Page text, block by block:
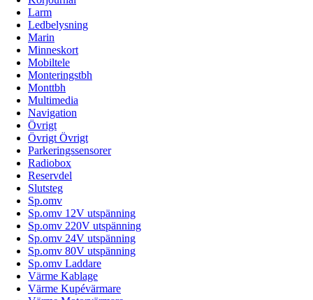
Larm
Ledbelysning
Marin
Minneskort
Mobiltele
Monteringstbh
Monttbh
Multimedia
Navigation
Övrigt
Övrigt Övrigt
Parkeringssensorer
Radiobox
Reservdel
Slutsteg
Sp.omv
Sp.omv 12V utspänning
Sp.omv 220V utspänning
Sp.omv 24V utspänning
Sp.omv 80V utspänning
Sp.omv Laddare
Värme Kablage
Värme Kupévärmare